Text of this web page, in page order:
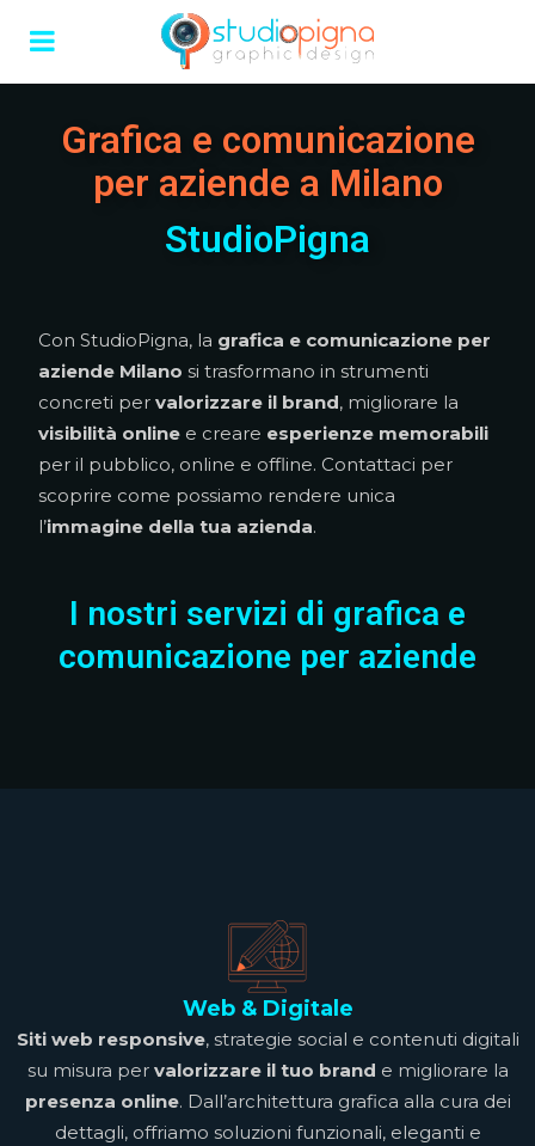
Grafica e comunicazione
per aziende a Milano
StudioPigna
Con StudioPigna, la grafica e comunicazione per
aziende Milano si trasformano in strumenti
concreti per valorizzare il brand, migliorare la
visibilità online e creare esperienze memorabili
per il pubblico, online e offline. Contattaci per
scoprire come possiamo rendere unica
l’immagine della tua azienda.
I nostri servizi di grafica e
comunicazione per aziende
Web & Digitale
Siti web responsive, strategie social e contenuti digitali
su misura per valorizzare il tuo brand e migliorare la
presenza online. Dall’architettura grafica alla cura dei
dettagli, offriamo soluzioni funzionali, eleganti e